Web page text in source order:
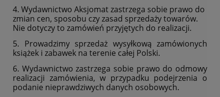
4. Wydawnictwo Aksjomat zastrzega sobie prawo do
zmian cen, sposobu czy zasad sprzedaży towarów.
Nie dotyczy to zamówień przyjętych do realizacji.
5. Prowadzimy sprzedaż wysyłkową zamówionych
książek i zabawek na terenie całej Polski.
6. Wydawnictwo zastrzega sobie prawo do odmowy
realizacji zamówienia, w przypadku podejrzenia o
podanie nieprawdziwych danych osobowych.